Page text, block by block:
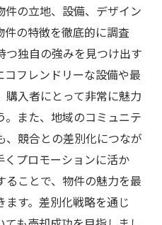
の立地、設備、デザイン
件の特徴を徹底的に調査
つ独自の強みを見つけ出す
コフレンドリーな設備や最
入者にとって非常に魅力
また、地域のコミュニテ
、競合との差別化につなが
くプロモーションに活か
ることで、物件の魅力を最
す。差別化戦略を通じ